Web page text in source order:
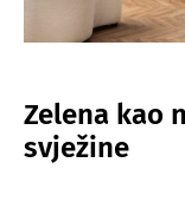
Zelena kao
svježine